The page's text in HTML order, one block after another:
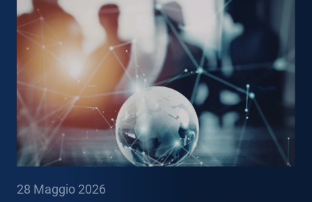
28 Maggio 2026